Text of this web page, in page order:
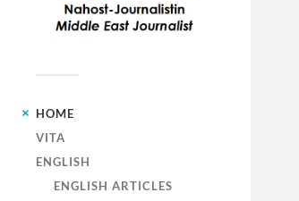
HOME
VITA
ENGLISH
ENGLISH ARTICLES